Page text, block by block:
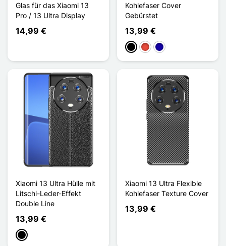
Glas für das Xiaomi 13
Pro / 13 Ultra Display
14,99 €
Kohlefaser Cover
Gebürstet
13,99 €
Schwarz
Rot Dunkelblau
Xiaomi 13 Ultra Hülle mit
Litschi-Leder-Effekt
Double Line
13,99 €
Schwarz
Xiaomi 13 Ultra Flexible
Kohlefaser Texture Cover
13,99 €